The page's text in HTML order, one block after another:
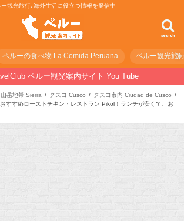
ー観光旅行､海外生活に役立つ情報を発信中
search
ペルーの食べ物 La Comida Peruana ペルー観光旅
ペルー観光案内サイト You Tube
山岳地帯 Sierra クスコ Cusco
クスコ市内 Ciudad de Cusco
すすめローストチキン・レストラン Pikol！ランチが安くて、お